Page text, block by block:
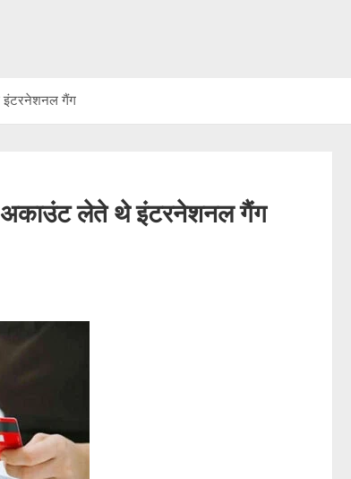
इंटरनेशनल गैंग
अकाउंट लेते थे इंटरनेशनल गैंग